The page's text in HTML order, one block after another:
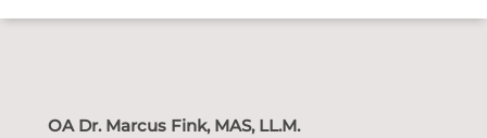
OA Dr. Marcus Fink, MAS, LL.M.